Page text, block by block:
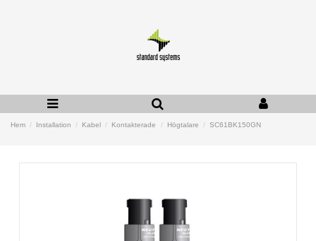
Hem Installation Kabel Kontakterade Högtalare SC61BK150GN